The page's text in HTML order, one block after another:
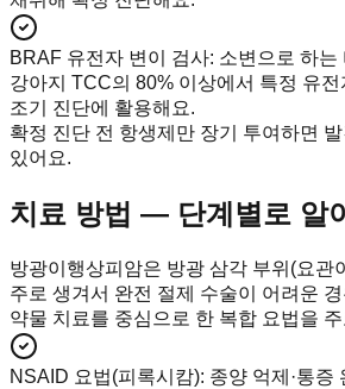
BRAF 유전자 변이 검사: 소변으로 하는
강아지 TCC의 80% 이상에서 특정 유전
조기 진단에 활용해요.
확정 진단 전 항생제만 장기 투여하면
있어요.
치료 방법 — 단계별로 알
방광이행상피암은 방광 삼각 부위(요관
주로 생겨서 완전 절제 수술이 어려운
약물 치료를 중심으로 한 복합 요법을
NSAID 요법(피록시캄): 종양 억제·통증